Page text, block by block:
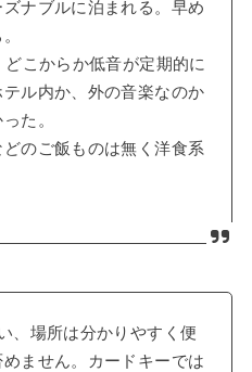
ナブルに泊まれる。早め
こからか低音が定期的に
ル内か、外の音楽なのか
た。
のご飯ものは無く洋食系
、場所は分かりやすく便
ません。カードキーでは